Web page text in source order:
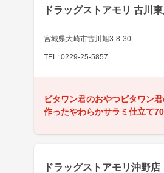
ドラッグストアモリ 古川
宮城県大崎市古川旭3-8-30
TEL: 0229-25-5857
ビタワン君のおやつビタワン
作ったやわらかサラミ仕立て
ドラッグストアモリ沖野店